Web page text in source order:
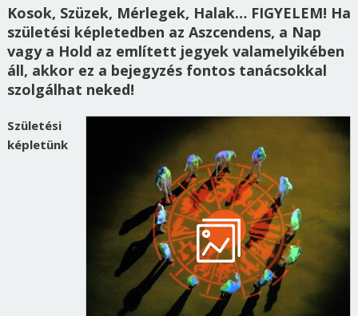
Kosok, Szüzek, Mérlegek, Halak… FIGYELEM! Ha
születési képletedben az Aszcendens, a Nap
vagy a Hold az említett jegyek valamelyikében
áll, akkor ez a bejegyzés fontos tanácsokkal
szolgálhat neked!
Születési
képletünk